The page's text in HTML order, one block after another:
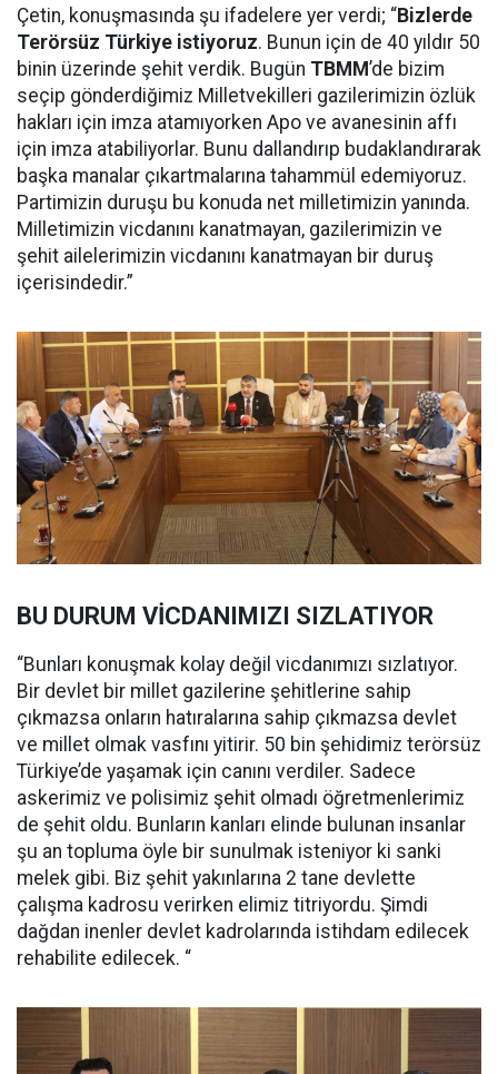
Çetin, konuşmasında şu ifadelere yer verdi; “Bizlerde
Terörsüz Türkiye istiyoruz. Bunun için de 40 yıldır 50
binin üzerinde şehit verdik. Bugün TBMM’de bizim
seçip gönderdiğimiz Milletvekilleri gazilerimizin özlük
hakları için imza atamıyorken Apo ve avanesinin affı
için imza atabiliyorlar. Bunu dallandırıp budaklandırarak
başka manalar çıkartmalarına tahammül edemiyoruz.
Partimizin duruşu bu konuda net milletimizin yanında.
Milletimizin vicdanını kanatmayan, gazilerimizin ve
şehit ailelerimizin vicdanını kanatmayan bir duruş
içerisindedir.”
BU DURUM VİCDANIMIZI SIZLATIYOR
“Bunları konuşmak kolay değil vicdanımızı sızlatıyor.
Bir devlet bir millet gazilerine şehitlerine sahip
çıkmazsa onların hatıralarına sahip çıkmazsa devlet
ve millet olmak vasfını yitirir. 50 bin şehidimiz terörsüz
Türkiye’de yaşamak için canını verdiler. Sadece
askerimiz ve polisimiz şehit olmadı öğretmenlerimiz
de şehit oldu. Bunların kanları elinde bulunan insanlar
şu an topluma öyle bir sunulmak isteniyor ki sanki
melek gibi. Biz şehit yakınlarına 2 tane devlette
çalışma kadrosu verirken elimiz titriyordu. Şimdi
dağdan inenler devlet kadrolarında istihdam edilecek
rehabilite edilecek. “